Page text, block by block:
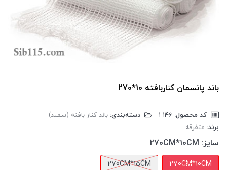
باند پانسمان کناربافته 10*270
کد محصول: دسته‌بندی: باند کنار بافته (سفید)
برند: متفرقه
سایز: 270CM*10CM
270CM*10CM
270CM*15CM